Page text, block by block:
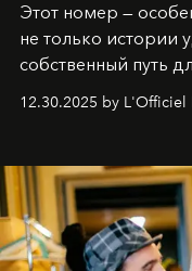
Этот номер —
не только истории
собственный путь
Вместо
души говорим
самыми
командаL’Officiel
12.30.2025 by L'Officiel